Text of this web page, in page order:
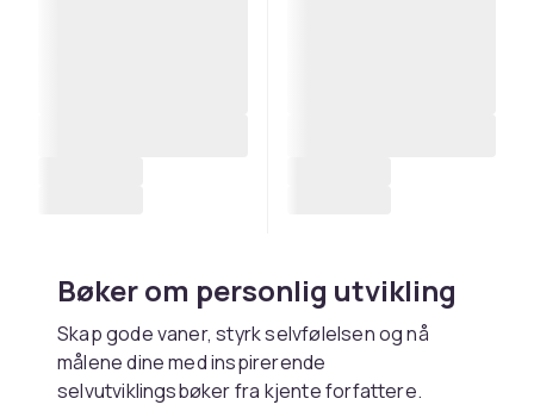
Bøker om personlig utvikling
Skap gode vaner, styrk selvfølelsen og nå
målene dine med inspirerende
selvutviklingsbøker fra kjente forfattere.